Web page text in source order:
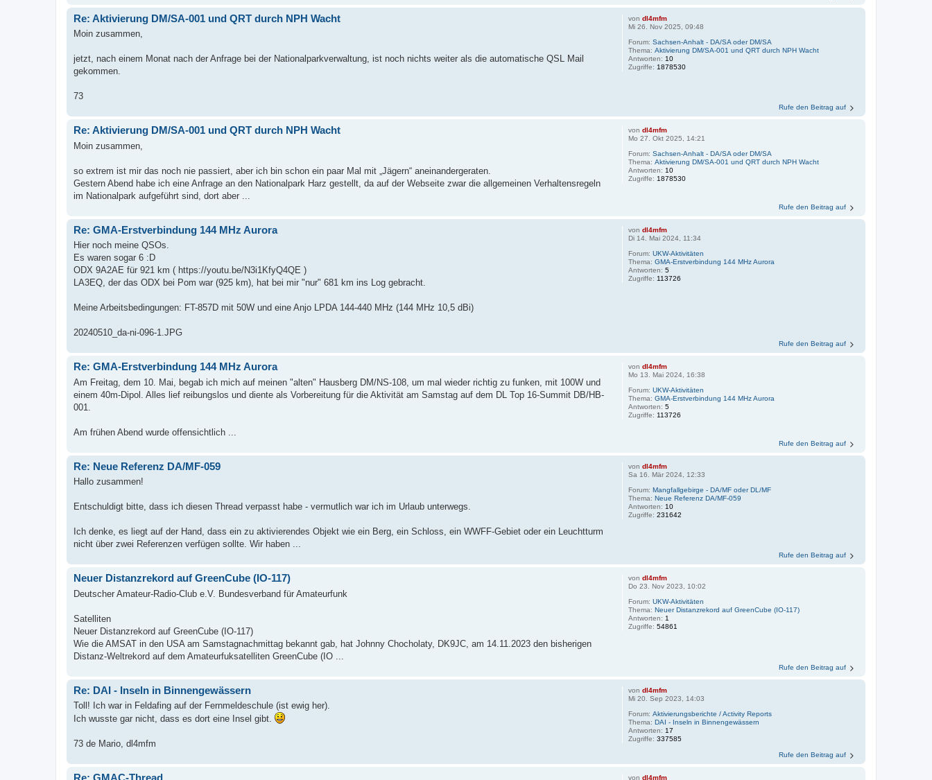
vondl4mfm
Mi 26. Nov 2025, 09:48
Forum:Sachsen-Anhalt - DA/SA oder DM/SA
Thema:Aktivierung DM/SA-001 und QRT durch NPH Wacht
Antworten: 10
Zugriffe: 1878530
Re: Aktivierung DM/SA-001 und QRT durch NPH Wacht
Moin zusammen,
jetzt, nach einem Monat nach der Anfrage bei der Nationalparkverwaltung, ist noch nichts weiter als die automatische QSL Mail
gekommen.
73
Rufe den Beitrag auf
vondl4mfm
Mo 27. Okt 2025, 14:21
Forum:Sachsen-Anhalt - DA/SA oder DM/SA
Thema:Aktivierung DM/SA-001 und QRT durch NPH Wacht
Antworten: 10
Zugriffe: 1878530
Re: Aktivierung DM/SA-001 und QRT durch NPH Wacht
Moin zusammen,
so extrem ist mir das noch nie passiert, aber ich bin schon ein paar Mal mit „Jägern“ aneinandergeraten.
Gestern Abend habe ich eine Anfrage an den Nationalpark Harz gestellt, da auf der Webseite zwar die allgemeinen Verhaltensregeln
im Nationalpark aufgeführt sind, dort aber ...
Rufe den Beitrag auf
vondl4mfm
Di 14. Mai 2024, 11:34
Forum:UKW-Aktivitäten
Thema:GMA-Erstverbindung 144 MHz Aurora
Antworten:5
Zugriffe: 113726
Re: GMA-Erstverbindung 144 MHz Aurora
Hier noch meine QSOs.
Es waren sogar 6 :D
ODX 9A2AE für 921 km ( https://youtu.be/N3i1KfyQ4QE )
LA3EQ, der das ODX bei Pom war (925 km), hat bei mir "nur" 681 km ins Log gebracht.
Meine Arbeitsbedingungen: FT-857D mit 50W und eine Anjo LPDA 144-440 MHz (144 MHz 10,5 dBi)
20240510_da-ni-096-1.JPG
Rufe den Beitrag auf
vondl4mfm
Mo 13. Mai 2024, 16:38
Forum:UKW-Aktivitäten
Thema:GMA-Erstverbindung 144 MHz Aurora
Antworten:5
Zugriffe: 113726
Re: GMA-Erstverbindung 144 MHz Aurora
Am Freitag, dem 10. Mai, begab ich mich auf meinen "alten" Hausberg DM/NS-108, um mal wieder richtig zu funken, mit 100W und
einem 40m-Dipol. Alles lief reibungslos und diente als Vorbereitung für die Aktivität am Samstag auf dem DL Top 16-Summit DB/HB-
001.
Am frühen Abend wurde offensichtlich ...
Rufe den Beitrag auf
vondl4mfm
Sa 16. Mär 2024, 12:33
Forum:Mangfallgebirge - DA/MF oder DL/MF
Thema:Neue Referenz DA/MF-059
Antworten: 10
Zugriffe:231642
Re: Neue Referenz DA/MF-059
Hallo zusammen!
Entschuldigt bitte, dass ich diesen Thread verpasst habe - vermutlich war ich im Urlaub unterwegs.
Ich denke, es liegt auf der Hand, dass ein zu aktivierendes Objekt wie ein Berg, ein Schloss, ein WWFF-Gebiet oder ein Leuchtturm
nicht über zwei Referenzen verfügen sollte. Wir haben ...
Rufe den Beitrag auf
vondl4mfm
Do 23. Nov 2023, 10:02
Forum:UKW-Aktivitäten
Thema:Neuer Distanzrekord auf GreenCube (IO-117)
Antworten: 1
Zugriffe:54861
Neuer Distanzrekord auf GreenCube (IO-117)
Deutscher Amateur-Radio-Club e.V. Bundesverband für Amateurfunk
Satelliten
Neuer Distanzrekord auf GreenCube (IO-117)
Wie die AMSAT in den USA am Samstagnachmittag bekannt gab, hat Johnny Chocholaty, DK9JC, am 14.11.2023 den bisherigen
Distanz-Weltrekord auf dem Amateurfuksatelliten GreenCube (IO ...
Rufe den Beitrag auf
vondl4mfm
Mi 20. Sep 2023, 14:03
Forum:Aktivierungsberichte / Activity Reports
Thema:DAI - Inseln in Binnengewässern
Antworten: 17
Zugriffe:337585
Re: DAI - Inseln in Binnengewässern
Toll! Ich war in Feldafing auf der Fernmeldeschule (ist ewig her).
Ich wusste gar nicht, dass es dort eine Insel gibt.
73 de Mario, dl4mfm
Rufe den Beitrag auf
vondl4mfm
Re: GMAC-Thread